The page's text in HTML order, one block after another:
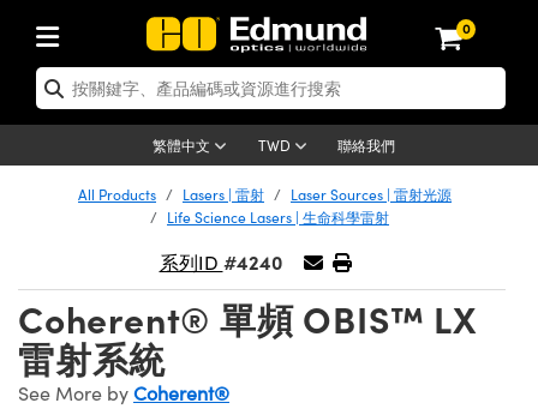
0
繁體中文 TWD 聯絡我們
| 光學產品
| 反射鏡
| 光學濾光片
Optics | 偏振光學元件
| 分光鏡
Optics | 雷射光學
| 雷射透鏡
| 雷射濾光片
| 超快光學
器
| 光機組件
System | 光學籠式系統
| 臺式系統
and Breadboards | 光學平臺
| 顯微鏡
| Mitutoyo 物鏡
| Nikon 物鏡
| ZEISS 物鏡
Upright Microscopes
| 雷射
and Electronics | 雷射
| 雷射防護
Lenses | 成像鏡頭
Lenses | 定焦鏡頭
| 遠心鏡頭
Magnification Lenses
Objectives | 顯微鏡物鏡
| 相機
Cameras | Gigabit乙太網相
Cameras | Teledyne Dalsa
Microscopy Cameras
and Illumination | 照明
Lighting | 機器視覺光源
Lighting |顯微鏡照明
| 雷射光源
Sources | 其他光源
Accessories | 光源配件
Targets | 測試板
Targets | 解析度測試板
Targets | 畸變測試版
Level Test Targets | 色卡測試板
| USAF 測試版
and Detection | 測試與監測
| 光學度量
Solutions | 機器視覺方案
and Electronics | 雷射
品
測器
放大器
and Production | 實驗室和生產
| 清潔用品
Handling Tools | 零件夾持用品
| 光學膠
Products | Acktar 黑色吸
應用選購
| 光譜儀
Imaging
By Brand
Products | 新品專區
Lenses
| 清倉品
| 清倉光學產品
| 清倉顯微鏡
Lenses | 清倉成像鏡頭
Products | 重新認證產
| 重新認證光學產品
| 重新認證光機
| 重新認證雷射
| 重新認證顯微鏡
Lenses | 重新認證成像鏡
All Products Lasers | 雷射
Laser Sources | 雷射光源
Life Science Lasers | 生命科學雷射
系列ID #4240
Coherent® 單頻 OBIS™ LX
雷射系統
See More byCoherent®